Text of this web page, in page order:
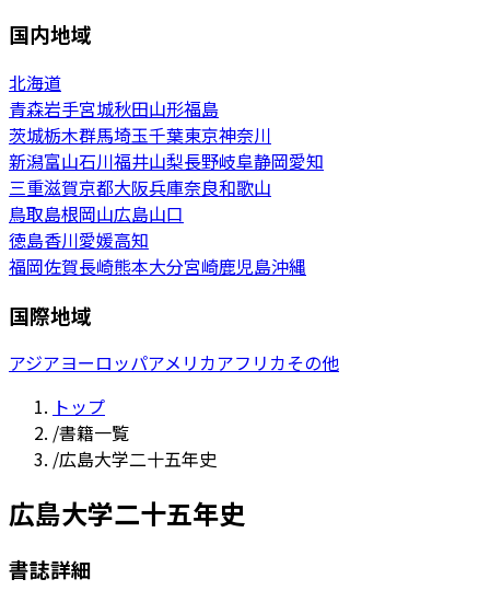
国内地域
北海道
青森岩手宮城秋田山形福島
茨城栃木群馬埼玉千葉東京神奈川
新潟富山石川福井山梨長野岐阜静岡愛知
三重滋賀京都大阪兵庫奈良和歌山
鳥取島根岡山広島山口
徳島香川愛媛高知
福岡佐賀長崎熊本大分宮崎鹿児島沖縄
国際地域
アジアヨーロッパアメリカアフリカその他
トップ
/書籍一覧
/広島大学二十五年史
広島大学二十五年史
書誌詳細